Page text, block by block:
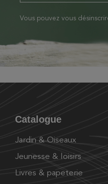
Vous pouvez vous
Catalogue
Jardin & Oiseaux
Jeunesse & loisirs
Livres & papeterie